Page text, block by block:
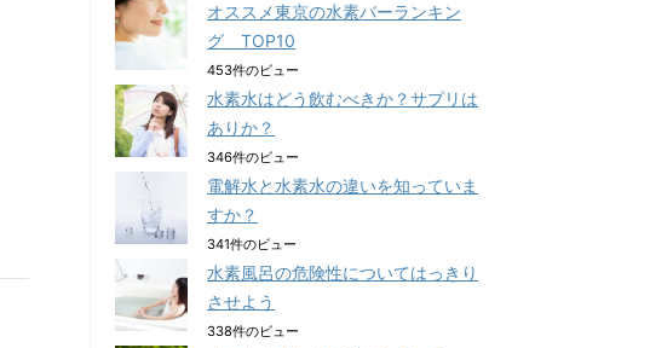
オススメ東京の水素バーランキン
グ TOP10
453件のビュー
水素水はどう飲むべきか？サプリは
ありか？
346件のビュー
電解水と水素水の違いを知っていま
すか？
341件のビュー
水素風呂の危険性についてはっきり
させよう
338件のビュー